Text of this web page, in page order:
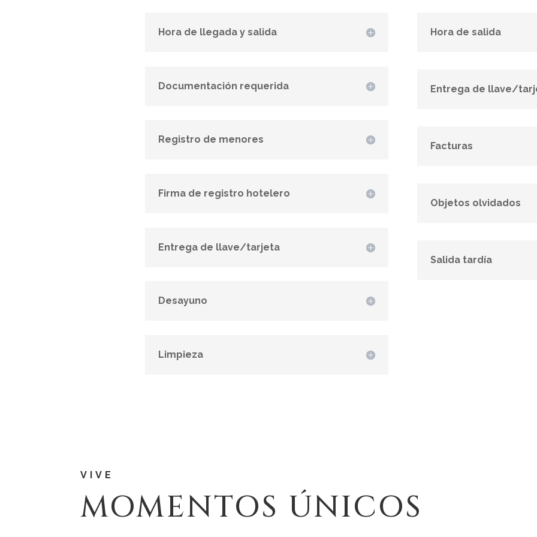
Hora de llegada y salida
Documentación requerida
Registro de menores
Firma de registro hotelero
Entrega de llave/tarjeta
Desayuno
Limpieza
Hora de salida
Entrega de llave/
Facturas
Objetos olvidados
Salida tardía
VIVE
MOMENTOS ÚNICOS